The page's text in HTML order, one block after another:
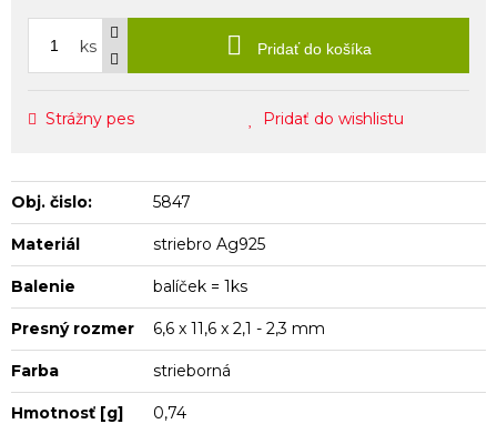
ks Pridať do košíka
Strážny pes Pridať do wishlistu
Obj. čislo: 5847
Materiál striebro Ag925
Balenie balíček = 1ks
Presný rozmer 6,6 x 11,6 x 2,1 - 2,3 mm
Farba strieborná
Hmotnosť [g] 0,74